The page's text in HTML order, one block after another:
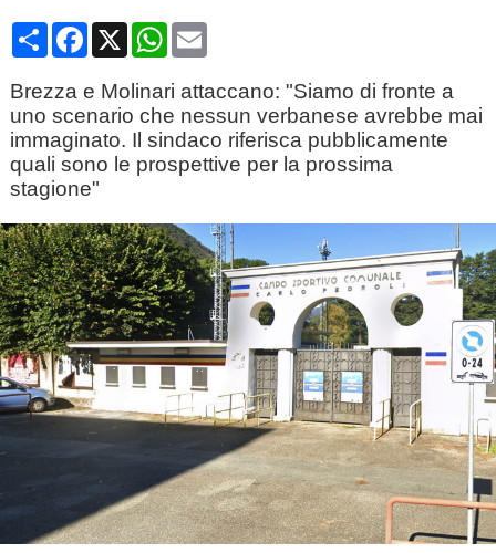
CondividiFacebook
X WhatsApp
Email
Brezza e Molinari attaccano: "Siamo di fronte a
uno scenario che nessun verbanese avrebbe mai
immaginato. Il sindaco riferisca pubblicamente
quali sono le prospettive per la prossima
stagione"